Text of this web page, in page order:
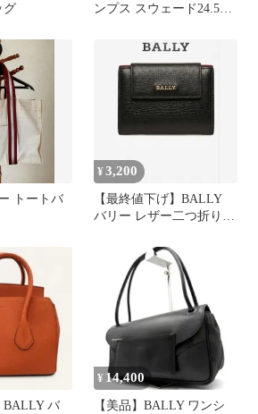
グ
ンプス スウェード24.5cm
トートバ
¥3,200
【最終値下げ】BALLY
バリー レザー二つ折り財
BALLY バ
¥ 14,400
【美品】BALLY ワンシ